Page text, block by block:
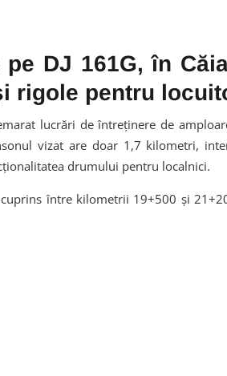
DJ 161G, în
rigole pentru
lucrări de întreținere de
vizat are doar 1,7 kilometri,
drumului pentru localnici.
între kilometrii 19+500 și